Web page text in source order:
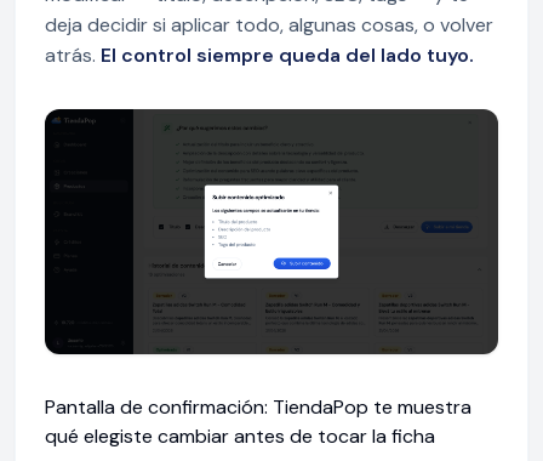
deja decidir si aplicar todo, algunas cosas, o volver
atrás. El control siempre queda del lado tuyo.
Pantalla de confirmación: TiendaPop te muestra
qué elegiste cambiar antes de tocar la ficha